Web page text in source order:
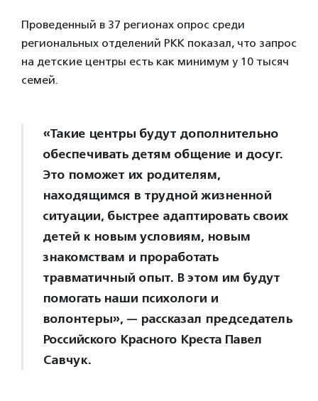
Проведенный в 37 регионах опрос среди
региональных отделений РКК показал, что запрос
на детские центры есть как минимум у 10 тысяч
семей.
«Такие центры будут дополнительно
обеспечивать детям общение и досуг.
Это поможет их родителям,
находящимся в трудной жизненной
ситуации, быстрее адаптировать своих
детей к новым условиям, новым
знакомствам и проработать
травматичный опыт. В этом им будут
помогать наши психологи и
волонтеры», — рассказал председатель
Российского Красного Креста Павел
Савчук.